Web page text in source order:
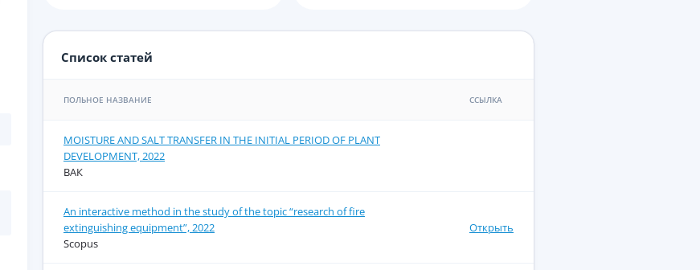
Список статей
ПОЛЬНОЕ НАЗВАНИЕ ССЫЛКА
MOISTURE AND SALT TRANSFER IN THE INITIAL PERIOD OF PLANT
DEVELOPMENT, 2022
ВАК
An interactive method in the study of the topic “research of fire
extinguishing equipment”, 2022
Scopus
Открыть